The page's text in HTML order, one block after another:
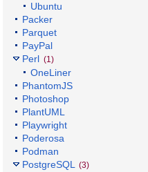
Ubuntu
Packer
Parquet
PayPal
Perl (1)
OneLiner
PhantomJS
Photoshop
PlantUML
Playwright
Poderosa
Podman
PostgreSQL
(3)